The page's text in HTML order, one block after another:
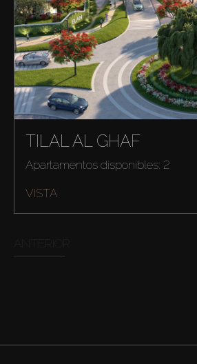
Alquilar
TILAL AL GHAF
Apartamentos disponibles: 2
VISTA